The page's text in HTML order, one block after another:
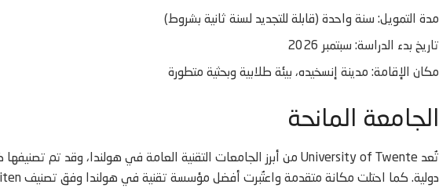
مدة التمويل: سنة واحدة (قابلة للتجديد لسنة ثانية بشروط)
تاريخ بدء الدراسة: سبتمبر 2026
مكان الإقامة: مدينة إنسخيده، بيئة طلابية وبحثية متطورة
الجامعة المانحة